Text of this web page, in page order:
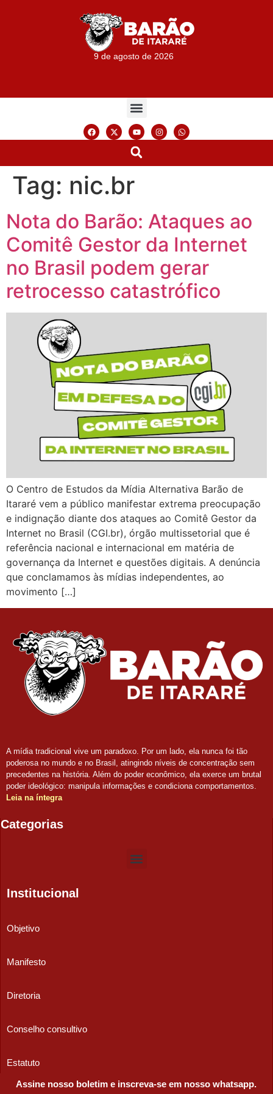
9 de agosto de 2026
Tag: nic.br
Nota do Barão: Ataques ao
Comitê Gestor da Internet
no Brasil podem gerar
retrocesso catastrófico
O Centro de Estudos da Mídia Alternativa Barão de
Itararé vem a público manifestar extrema preocupação
e indignação diante dos ataques ao Comitê Gestor da
Internet no Brasil (CGI.br), órgão multissetorial que é
referência nacional e internacional em matéria de
governança da Internet e questões digitais. A denúncia
que conclamamos às mídias independentes, ao
movimento […]
A mídia tradicional vive um paradoxo. Por um lado, ela nunca foi tão
poderosa no mundo e no Brasil, atingindo níveis de concentração sem
precedentes na história. Além do poder econômico, ela exerce um brutal
poder ideológico: manipula informações e condiciona comportamentos.
Leia na íntegra
Categorias
Institucional
Objetivo
Manifesto
Diretoria
Conselho consultivo
Estatuto
Assine nosso boletim e inscreva-se em nosso whatsapp.